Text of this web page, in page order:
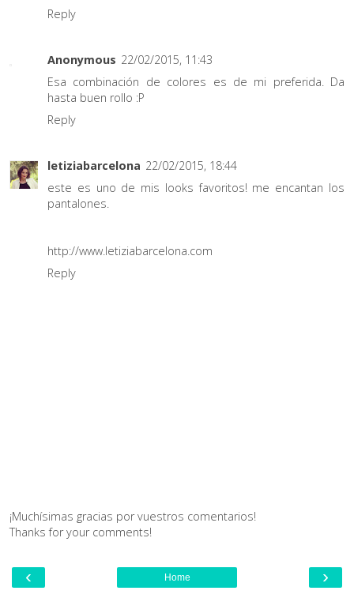
Reply
Anonymous 22/02/2015, 11:43
Esa combinación de colores es de mi preferida. Da
hasta buen rollo :P
Reply
letiziabarcelona 22/02/2015, 18:44
este es uno de mis looks favoritos! me encantan los
pantalones.
http://www.letiziabarcelona.com
Reply
¡Muchísimas gracias por vuestros comentarios!
Thanks for your comments!
‹ ›
Home